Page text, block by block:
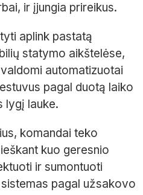
ir įjungia prireikus.
aplink pastatą
statymo aikštelėse,
automatizuotai
pagal duotą laiko
lygį lauke.
komandai teko
kuo geresnio
ir sumontuoti
pagal užsakovo